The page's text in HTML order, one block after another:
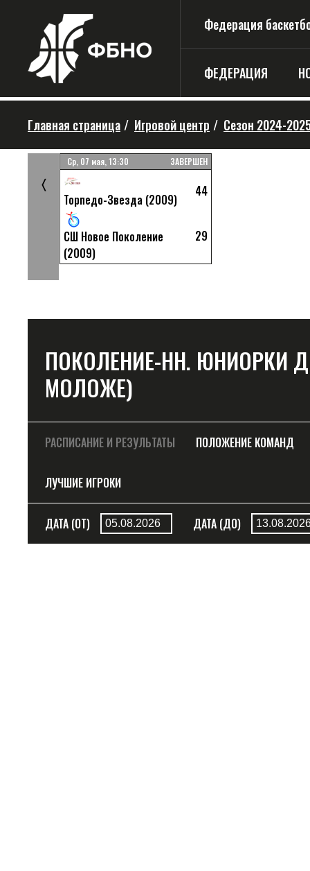
Федерация
ФЕДЕРАЦИЯ
Главная страница / Игровой центр / Cезон 2024-
25
Ср, 07 мая, 13:30 ЗАВЕРШЕН
Торпедо-Звезда (2009)
44
СШ Новое Поколение
(2009)
29
〈
ПОКОЛЕНИЕ-НН. ЮНИОРКИ
МОЛОЖЕ)
РАСПИСАНИЕ И РЕЗУЛЬТАТЫ ПОЛОЖЕНИЕ КОМАНД
ЛУЧШИЕ ИГРОКИ
ДАТА (ОТ) ДАТА (ДО)